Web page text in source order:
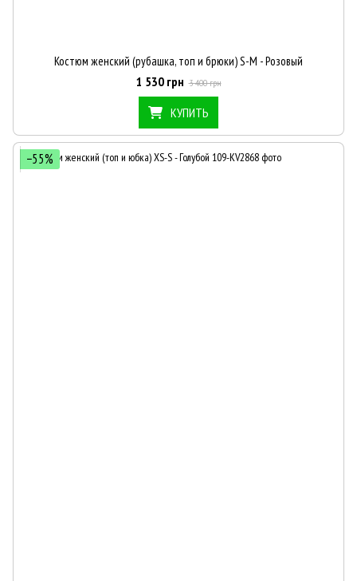
Костюм женский (рубашка, топ и брюки) S-M - Розовый
1 530 грн 3 400 грн
КУПИТЬ
−55%